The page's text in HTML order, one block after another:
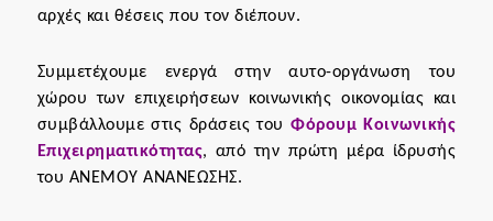
αρχές και θέσεις που τον διέπουν.
Συμμετέχουμε ενεργά στην αυτο-οργάνωση του
χώρου των επιχειρήσεων κοινωνικής οικονομίας και
συμβάλλουμε στις δράσεις τουΦόρουμ Κοινωνικής
Επιχειρηματικότητας, από την πρώτη μέρα ίδρυσής
του ΑΝΕΜΟΥ ΑΝΑΝΕΩΣΗΣ.